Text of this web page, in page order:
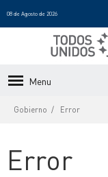
08 de Agosto de 2026
Menu
Gobierno Error
Error